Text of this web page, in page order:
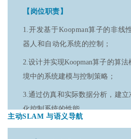
5.了解机器人学、刚体运动学、
6.了解IMU、编码器、力传感器
化能力。
具，具备开发和优化仿真器的丰
【岗位职责】
1. 开发基于Koopman算子的非线
器人和自动化系统的控制；
2.设计并实现Koopman算子的算
境中的系统建模与控制策略；
3.通过仿真和实际数据分析，建
化控制系统的性能。
【岗位要求】
主动SLAM 与语义导航